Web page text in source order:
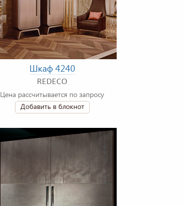
Шкаф 4240
REDECO
Цена рассчитывается по запросу
Добавить в блокнот